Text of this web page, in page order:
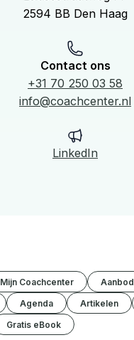
2594 BB Den Haag
Contact ons
+31 70 250 03 58
info@coachcenter.nl
LinkedIn
Mijn Coachcenter
Aanbod
Agenda Artikelen
Gratis eBook